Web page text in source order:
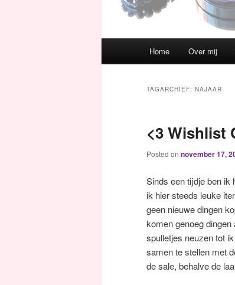
Spring naar de
Spring naar de
Home Over mij
TAGARCHIEF: NAJAAR
<3 Wishlist
Posted on november 17,
Sinds een tijdje ben ik
ik hier steeds leuke
geen nieuwe dingen
komen genoeg
spulletjes neuzen tot
samen te stellen met
de sale, behalve de